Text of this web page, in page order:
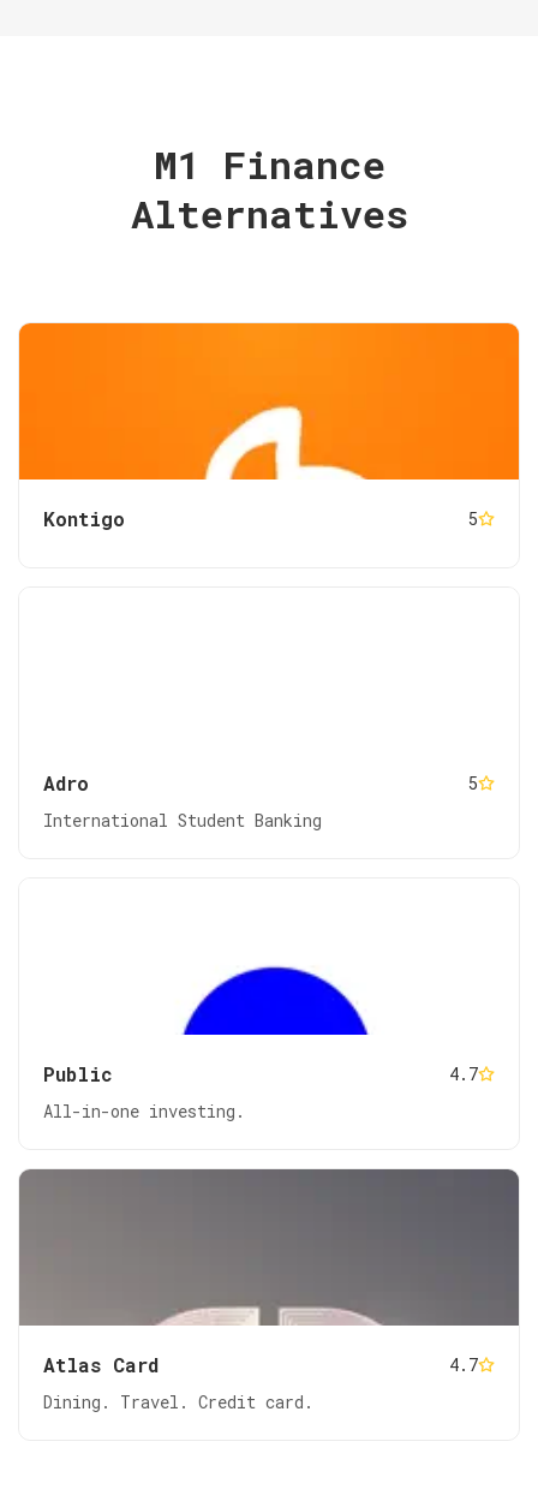
M1 Finance
Alternatives
Kontigo 5
Adro
5
International Student Banking
Public
4.7
All-in-one investing.
Atlas Card
4.7
Dining. Travel. Credit card.